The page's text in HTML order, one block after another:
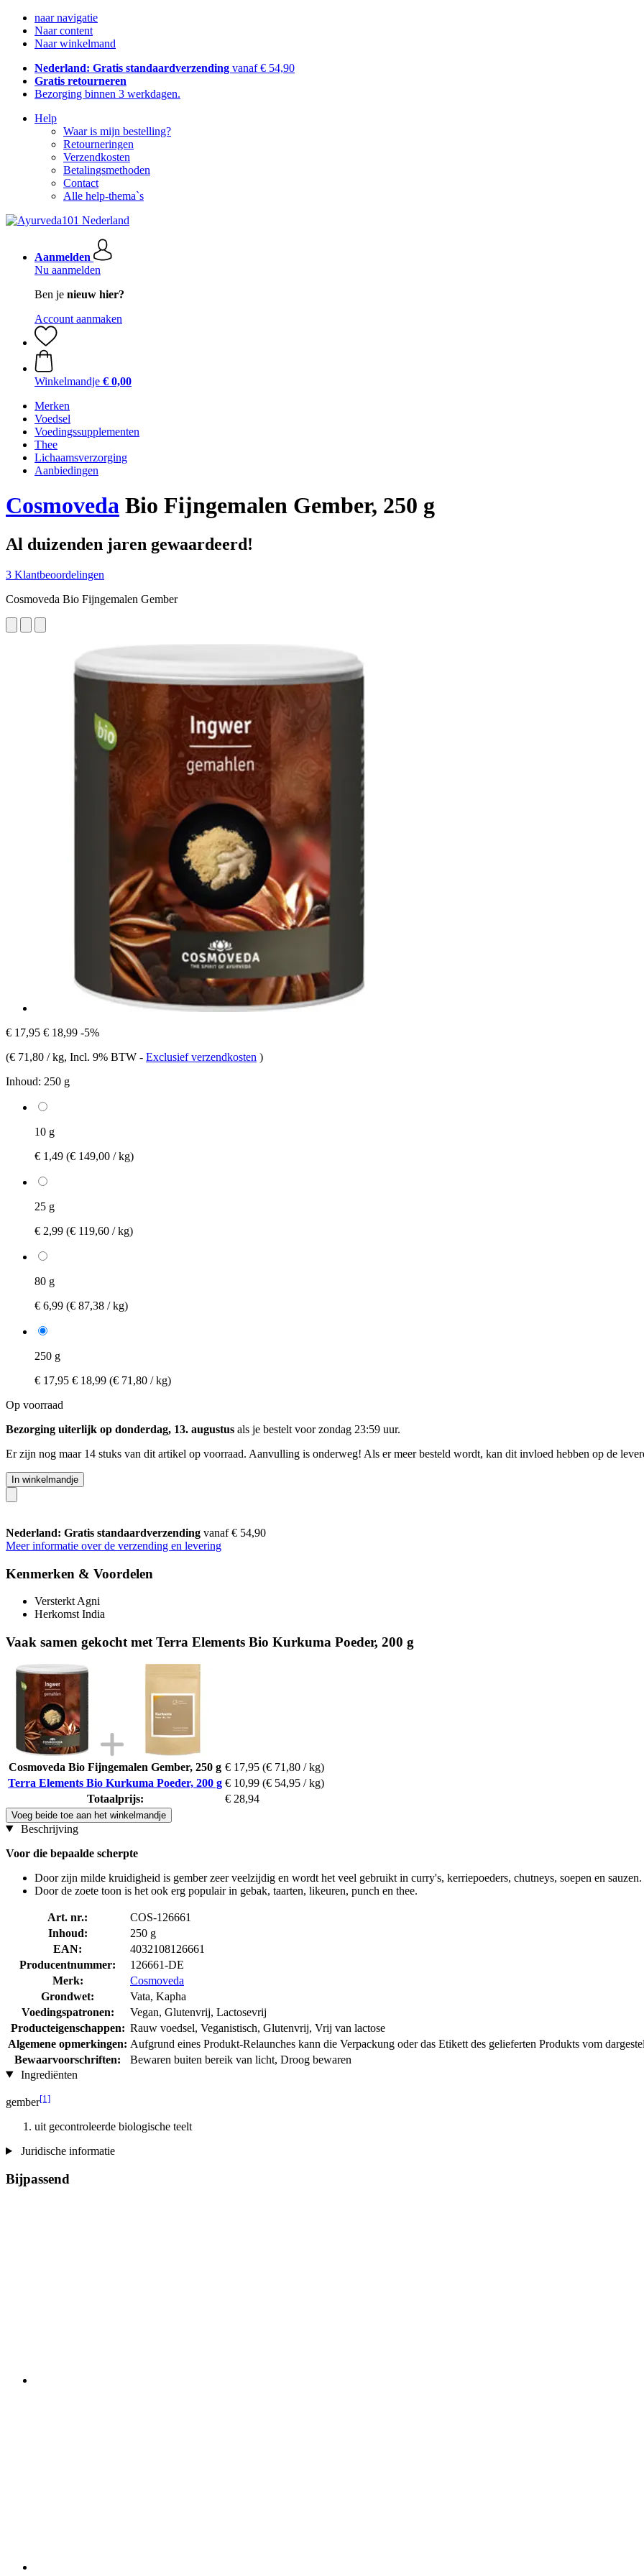
naar navigatie
Naar content
Naar winkelmand
Nederland: Gratis standaardverzending vanaf € 54,90
Gratis retourneren
Bezorging binnen 3 werkdagen.
Help
Waar is mijn bestelling?
Retourneringen
Verzendkosten
Betalingsmethoden
Contact
Alle help-thema`s
Aanmelden
Nu aanmelden
Ben je nieuw hier?
Account aanmaken
Winkelmandje € 0,00
Merken
Voedsel
Voedingssupplementen
Thee
Lichaamsverzorging
Aanbiedingen
Cosmoveda Bio Fijngemalen Gember, 250 g
Al duizenden jaren gewaardeerd!
3 Klantbeoordelingen
Cosmoveda Bio Fijngemalen Gember
€ 17,95 € 18,99 -5%
(€ 71,80 / kg, Incl. 9% BTW - Exclusief verzendkosten )
Inhoud: 250 g
10 g
€ 1,49 (€ 149,00 / kg)
25 g
€ 2,99 (€ 119,60 / kg)
80 g
€ 6,99 (€ 87,38 / kg)
250 g
€ 17,95 € 18,99 (€ 71,80 / kg)
Op voorraad
Bezorging uiterlijk op donderdag, 13. augustus als je bestelt voorzondag 23:59 uur.
Er zijn nog maar 14 stuks van dit artikel op voorraad. Aanvulling is onderweg! Als er meer besteld wordt, kan dit invloed hebben op de
In winkelmandje
Nederland: Gratis standaardverzending vanaf € 54,90
Meer informatie over de verzending en levering
Kenmerken & Voordelen
Versterkt Agni
Herkomst India
Vaak samen gekocht met Terra Elements Bio Kurkuma Poeder, 200 g
Cosmoveda Bio Fijngemalen Gember, 250 g € 17,95 (€ 71,80 / kg)
Terra Elements Bio Kurkuma Poeder, 200 g € 10,99 (€ 54,95 / kg)
Totaalprijs:
€ 28,94
Voeg beide toe aan het winkelmandje
Beschrijving
Voor die bepaalde scherpte
Door zijn milde kruidigheid is gember zeer veelzijdig en wordt het veel gebruikt in curry's, kerriepoeders, chutneys, soepen en sauzen.
Door de zoete toon is het ook erg populair in gebak, taarten, likeuren, punch en thee.
Art. nr.:
COS-126661
Inhoud:
250 g
EAN:
4032108126661
Producentnummer:
126661-DE
Merk:
Cosmoveda
Grondwet:
Vata, Kapha
Voedingspatronen:
Vegan, Glutenvrij, Lactosevrij
Producteigenschappen: Rauw voedsel, Veganistisch, Glutenvrij, Vrij van lactose
Algemene opmerkingen: Aufgrund eines Produkt-Relaunches kann die Verpackung oder das Etikett des gelieferten Produkts vom
Bewaarvoorschriften:
Bewaren buiten bereik van licht, Droog bewaren
Ingrediënten
gember[1]
uit gecontroleerde biologische teelt
Juridische informatie
Bijpassend